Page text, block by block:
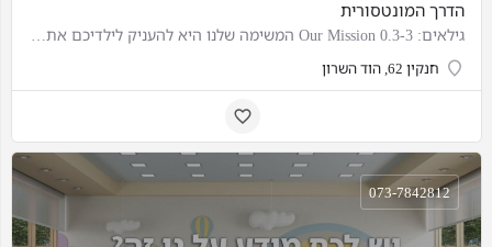
הדרך המונטסורית
גילאים: 0.3-3 Our Mission המשימה שלנו היא להעניק לילדיכם את החינוך הטוב ביותר בישראל. אנו מספקים סביבה…
חנקין 62, הוד השרון
073-7842812